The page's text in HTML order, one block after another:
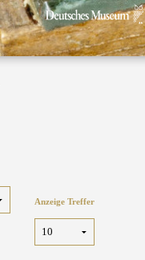
Anzeige Treffer